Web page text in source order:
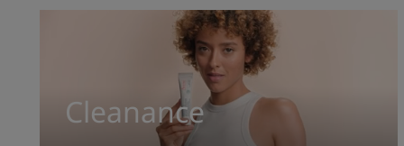
Cleanance